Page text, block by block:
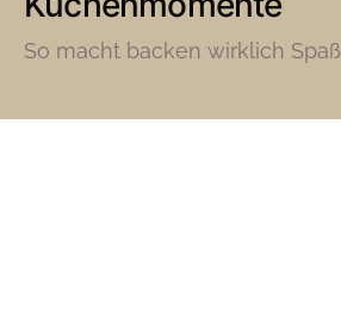
So macht backen wirklich Spaß